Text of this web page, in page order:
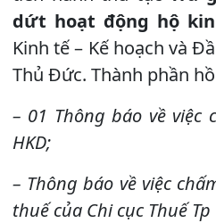
dứt hoạt động hộ
Kinh tế – Kế hoạch và
Thủ Đức. Thành phần
– 01 Thông báo về
HKD;
– Thông báo về việc
thuế của Chi cục Thuế